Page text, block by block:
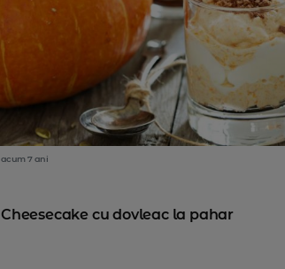
acum 7 ani
Cheesecake cu dovleac la pahar